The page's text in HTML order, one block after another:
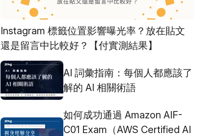
Instagram 標籤位置影響曝光率？放在貼文
還是留言中比較好？【付實測結果】
AI 詞彙指南：每個人都應該了
解的 AI 相關術語
如何成功通過 Amazon AIF-
C01 Exam（AWS Certified AI